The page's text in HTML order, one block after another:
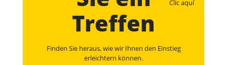
Clic aquí
Treffen
Finden Sie heraus, wie wir Ihnen den Einstieg
erleichtern können.